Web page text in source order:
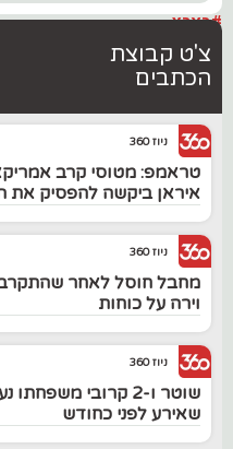
#בארץ
צ'ט קבוצת
הכתבים
ניוז 360
טראמפ: מטוסי קרב
איראן ביקשה להפסיק את
ניוז 360
מחבל חוסל לאחר שהתקרב
וירה על כוחות
ניוז 360
שוטר ו-2 קרובי
שאירע לפני כחודש